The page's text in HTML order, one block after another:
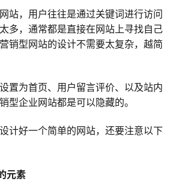
站，用户往往是通过关键词进行访问
多，通常都是直接在网站上寻找自己
销型网站的设计不需要太复杂，越简
置为首页、用户留言评价、以及站内
型企业网站都是可以隐藏的。
计好一个简单的网站，还要注意以下
元素